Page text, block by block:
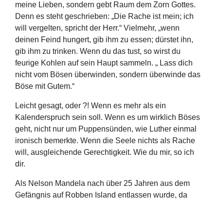
meine Lieben, sondern gebt Raum dem Zorn Gottes.
Denn es steht geschrieben: „Die Rache ist mein; ich
will vergelten, spricht der Herr.“ Vielmehr, „wenn
deinen Feind hungert, gib ihm zu essen; dürstet ihn,
gib ihm zu trinken. Wenn du das tust, so wirst du
feurige Kohlen auf sein Haupt sammeln. „ Lass dich
nicht vom Bösen überwinden, sondern überwinde das
Böse mit Gutem.“
Leicht gesagt, oder ?! Wenn es mehr als ein
Kalenderspruch sein soll. Wenn es um wirklich Böses
geht, nicht nur um Puppensünden, wie Luther einmal
ironisch bemerkte. Wenn die Seele nichts als Rache
will, ausgleichende Gerechtigkeit. Wie du mir, so ich
dir.
Als Nelson Mandela nach über 25 Jahren aus dem
Gefängnis auf Robben Island entlassen wurde, da